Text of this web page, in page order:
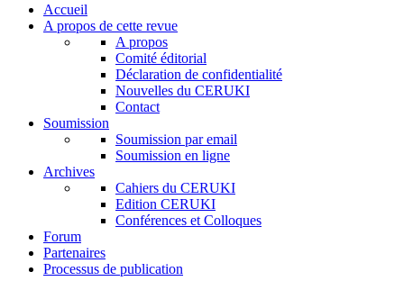
Accueil
A propos de cette revue
A propos
Comité éditorial
Déclaration de confidentialité
Nouvelles du CERUKI
Contact
Soumission
Soumission par email
Soumission en ligne
Archives
Cahiers du CERUKI
Edition CERUKI
Conférences et Colloques
Forum
Partenaires
Processus de publication